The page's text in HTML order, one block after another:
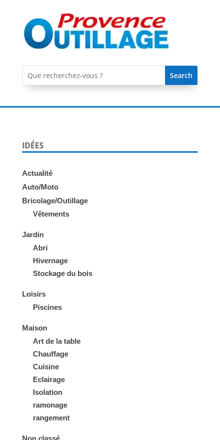
IDÉES
Actualité
Auto/Moto
Bricolage/Outillage
Vêtements
Jardin
Abri
Hivernage
Stockage du bois
Loisirs
Piscines
Maison
Art de la table
Chauffage
Cuisine
Eclairage
Isolation
ramonage
rangement
Non classé